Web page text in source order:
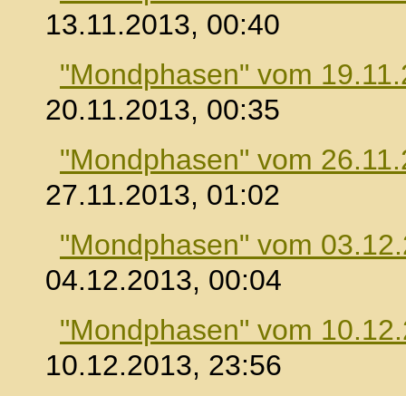
13.11.2013, 00:40
"Mondphasen" vom
20.11.2013, 00:35
"Mondphasen" vom
27.11.2013, 01:02
"Mondphasen" vom
04.12.2013, 00:04
"Mondphasen" vom
10.12.2013, 23:56